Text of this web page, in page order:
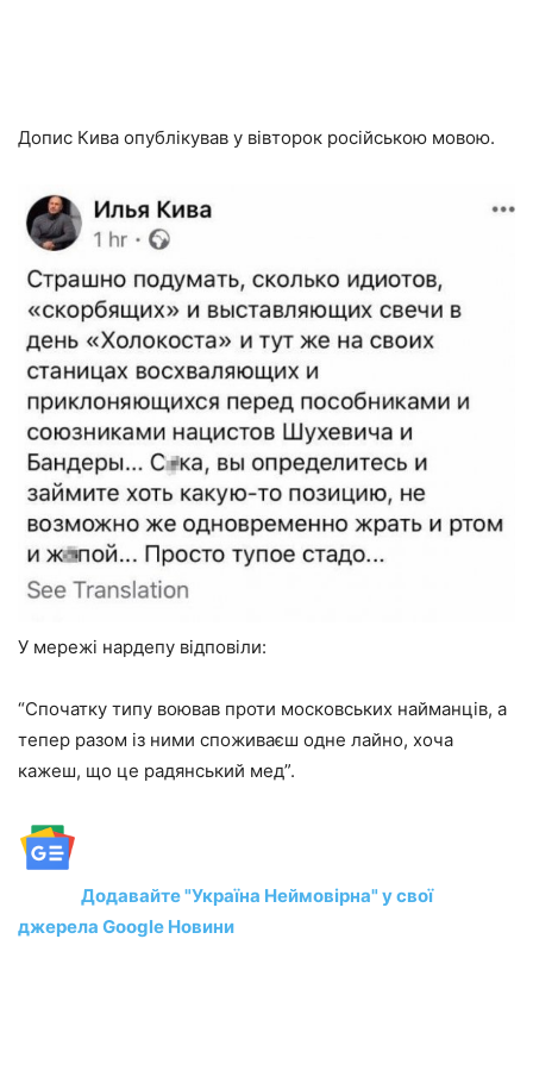
Допис Кива опублікував у вівторок російською мовою.
У мережі нардепу відповіли:
“Спочатку типу воював проти московських найманців, а
тепер разом із ними споживаєш одне лайно, хоча
кажеш, що це радянський мед”.
Додавайте "Україна Неймовірна" у свої
джерела Google Новини